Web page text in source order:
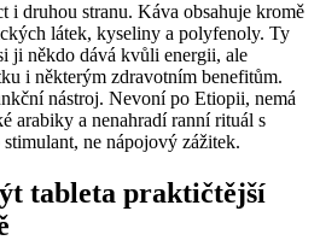
i druhou stranu. Káva obsahuje kromě
látek, kyseliny a polyfenoly. Ty
ji někdo dává kvůli energii, ale
i některým zdravotním benefitům.
nástroj. Nevoní po Etiopii, nemá
arabiky a nenahradí ranní rituál s
ne nápojový zážitek.
tableta praktičtější